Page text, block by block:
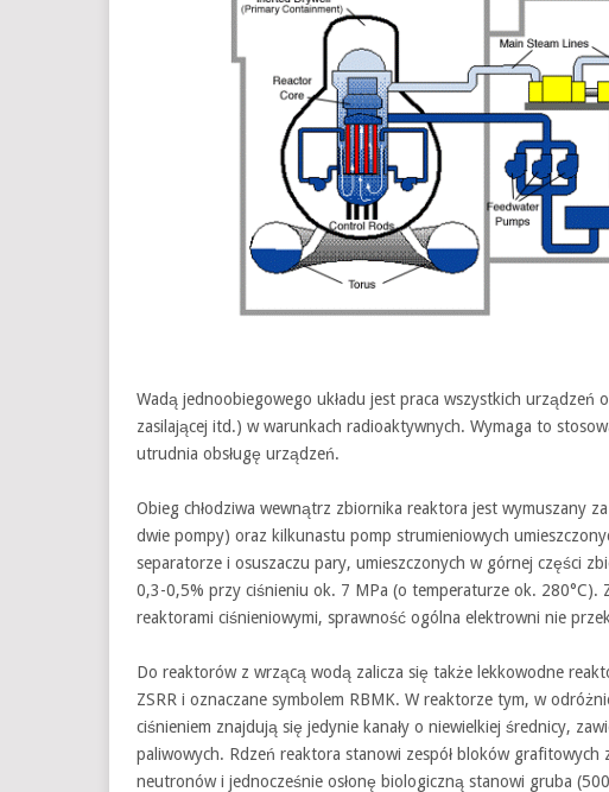
Wadą jednoobiegowego układu jest praca wszystkich
zasilającej itd.) w warunkach radioaktywnych. Wymaga to
utrudnia obsługę urządzeń.
Obieg chłodziwa wewnątrz zbiornika reaktora jest wymuszany
dwie pompy) oraz kilkunastu pomp strumieniowych
separatorze i osuszaczu pary, umieszczonych w górnej części
0,3-0,5% przy ciśnieniu ok. 7 MPa (o temperaturze ok.
reaktorami ciśnieniowymi, sprawność ogólna elektrowni nie
Do reaktorów z wrzącą wodą zalicza się także lekkowodne
ZSRR i oznaczane symbolem RBMK. W reaktorze tym, w
ciśnieniem znajdują się jedynie kanały o niewielkiej średnicy,
paliwowych. Rdzeń reaktora stanowi zespół bloków
neutronów i jednocześnie osłonę biologiczną stanowi gruba